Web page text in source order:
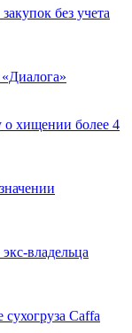
без учета
о хищении более 4
владельца
Caffa